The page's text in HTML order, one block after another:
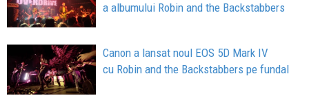
a albumului Robin and the Backstabbers
Canon a lansat noul EOS 5D Mark IV
cu Robin and the Backstabbers pe fundal